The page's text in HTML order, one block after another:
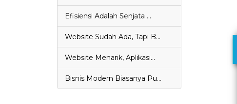
Efisiensi Adalah Senjata …
Website Sudah Ada, Tapi B…
Website Menarik, Aplikasi…
Bisnis Modern Biasanya Pu…